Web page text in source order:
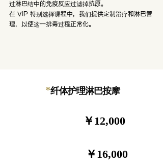
过淋巴结中的免疫反应过滤掉抗原。
在 VIP 特别选择课程中，我们提供定制治疗和淋巴管
理，以使这一排毒过程正常化。
*纤体护理淋巴按摩
￥12,000
￥16,000